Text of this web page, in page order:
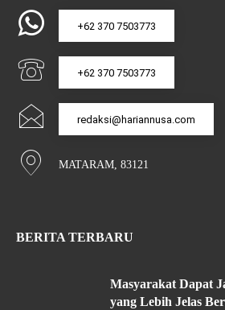
+62 370 7503773
+62 370 7503773
redaksi@hariannusa.com
MATARAM, 83121
BERITA TERBARU
Masyarakat Dapat
yang Lebih Jelas